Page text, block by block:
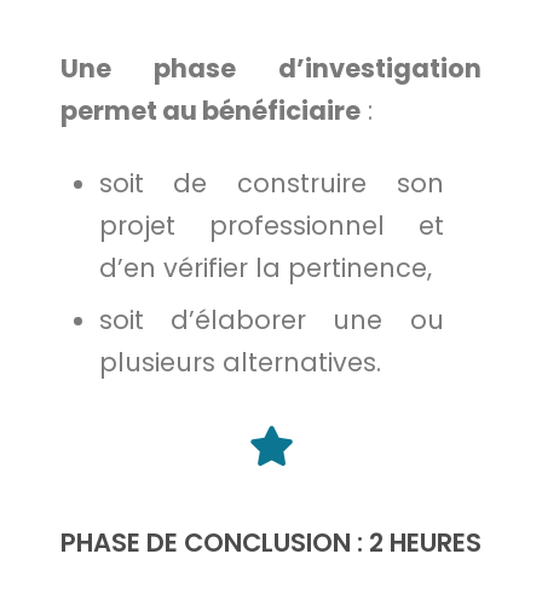
Une phase d’investigation
permet au bénéficiaire :
soit de construire son
projet professionnel et
d’en vérifier la pertinence,
soit d’élaborer une ou
plusieurs alternatives.
PHASE DE CONCLUSION : 2 HEURES